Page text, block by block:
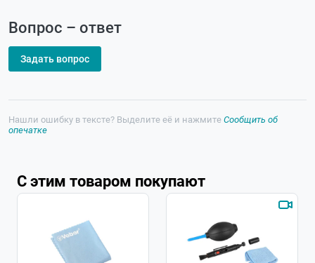
Вопрос – ответ
Задать вопрос
Нашли ошибку в тексте? Выделите её и нажмите Сообщить об
опечатке
С этим товаром покупают